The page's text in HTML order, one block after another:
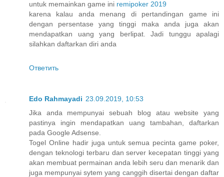
untuk memainkan game ini remipoker 2019
karena kalau anda menang di pertandingan game ini
dengan persentase yang tinggi maka anda juga akan
mendapatkan uang yang berlipat. Jadi tunggu apalagi
silahkan daftarkan diri anda
Ответить
Edo Rahmayadi 23.09.2019, 10:53
Jika anda mempunyai sebuah blog atau website yang
pastinya ingin mendapatkan uang tambahan, daftarkan
pada Google Adsense.
Togel Online hadir juga untuk semua pecinta game poker,
dengan teknologi terbaru dan server kecepatan tinggi yang
akan membuat permainan anda lebih seru dan menarik dan
juga mempunyai sytem yang canggih disertai dengan daftar